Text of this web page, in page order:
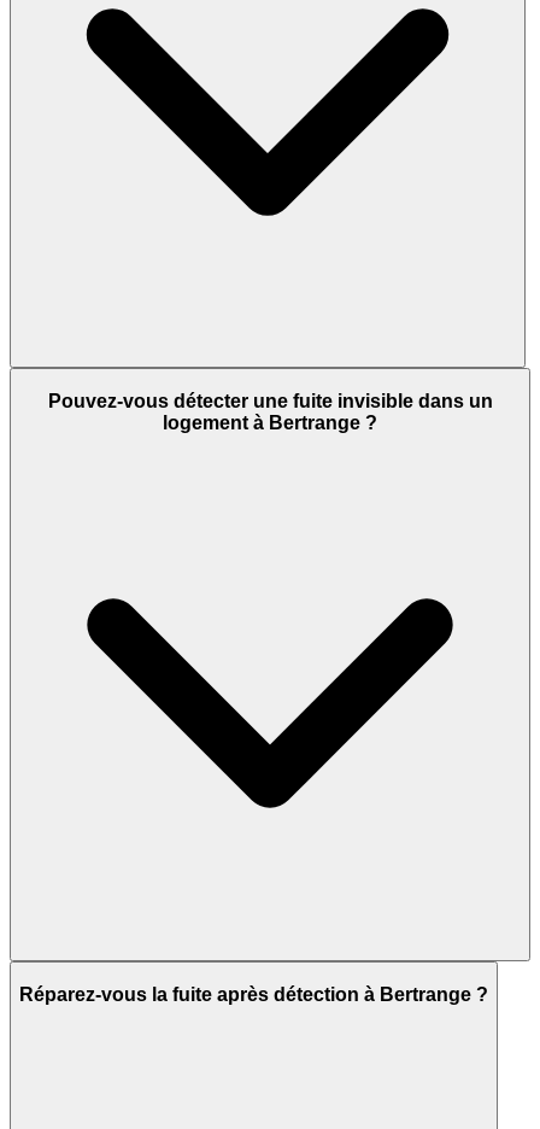
Pouvez-vous détecter une fuite invisible dans un
logement à Bertrange ?
Réparez-vous la fuite après détection à Bertrange ?